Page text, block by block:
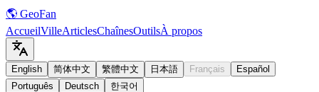
🌎 GeoFan
AccueilVilleArticlesChaînesOutilsÀ propos
English 简体中文 繁體中文 日本語 Français
Español
Português
Deutsch 한국어